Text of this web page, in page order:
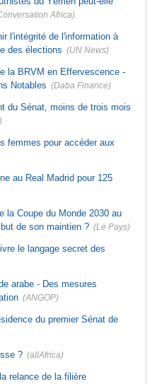
Africa)
l'intégrité de l'information à
des élections (UN News)
la BRVM en Effervescence -
Notables (Daba Finance)
du Sénat, moins de trois mois
femmes pour accéder aux
au Real Madrid pour 125
la Coupe du Monde 2030 au
de son maintien ? (Le Pays)
le langage secret des
arabe - Des mesures
(ANGOP)
du premier Sénat de
? (allAfrica)
relance de la filière